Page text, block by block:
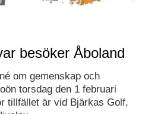
besöker Åboland
om gemenskap och
torsdag den 1 februari
tillfället är vid Bjärkas Golf,